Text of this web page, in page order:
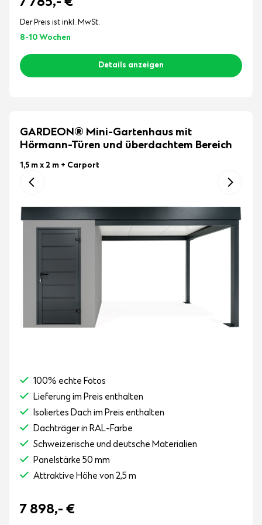
Der Preis ist inkl. MwSt.
8-10 Wochen
Details anzeigen
GARDEON® Mini-Gartenhaus mit
Hörmann-Türen und überdachtem Bereich
1,5 m x 2 m + Carport
100% echte Fotos
Lieferung im Preis enthalten
Isoliertes Dach im Preis enthalten
Dachträger in RAL-Farbe
Schweizerische und deutsche Materialien
Panelstärke 50 mm
Attraktive Höhe von 2,5 m
7 898,- €